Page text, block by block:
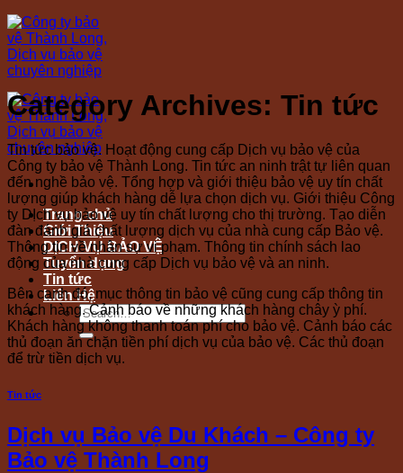
Skip
to
content
Trang chủ
Giới Thiệu
DỊCH VỤ BẢO VỆ
Tuyển dụng
Tin tức
Liên Hệ
Category Archives: Tin tức
Tin tức bảo vệ. Hoạt động cung cấp Dịch vụ bảo vệ của
Công ty bảo vệ Thành Long. Tin tức an ninh trật tự liên quan
đến nghề bảo vệ. Tổng hợp và giới thiệu bảo vệ uy tín chất
lượng giúp khách hàng dễ lựa chọn dịch vụ. Giới thiệu Công
ty DỊch vụ bảo vệ uy tín chất lượng cho thị trường. Tạo diễn
đàn đánh giá chất lượng dịch vụ của nhà cung cấp Bảo vệ.
Thông tin về nhân sự vi phạm. Thông tin chính sách lao
động của nhà cung cấp Dịch vụ bảo vệ và an ninh.
Bên cạnh đó, mục thông tin bảo vệ cũng cung cấp thông tin
khách hàng. Cảnh báo về những khách hàng chây ỳ phí.
Khách hàng không thanh toán phí cho bảo vệ. Cảnh báo các
thủ đoạn ăn chặn tiền phí dịch vụ của bảo vệ. Các thủ đoạn
để trừ tiền dịch vụ.
Tin tức
Dịch vụ Bảo vệ Du Khách – Công ty
Bảo vệ Thành Long